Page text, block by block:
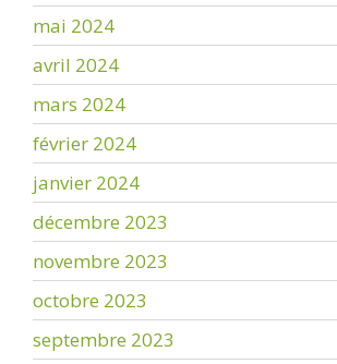
mai 2024
avril 2024
mars 2024
février 2024
janvier 2024
décembre 2023
novembre 2023
octobre 2023
septembre 2023